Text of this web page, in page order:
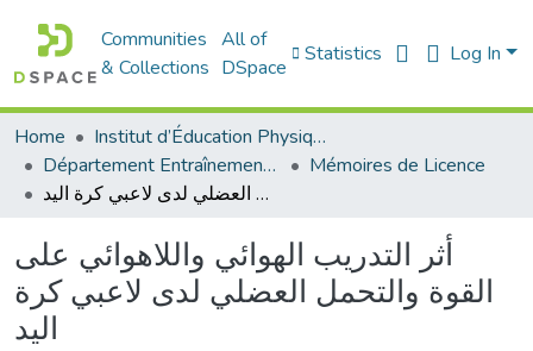
Communities
& Collections
All of
DSpace
Statistics Log In
Home
Institut d’Éducation Physique et Sportive
Département Entraînement Sportif (ES)
Mémoires de Licence
أثر التدريب الهوائي واللاهوائي على القوة والتحمل العضلي لدى لاعبي كرة اليد
أثر التدريب الهوائي واللاهوائي على
القوة والتحمل العضلي لدى لاعبي كرة
اليد